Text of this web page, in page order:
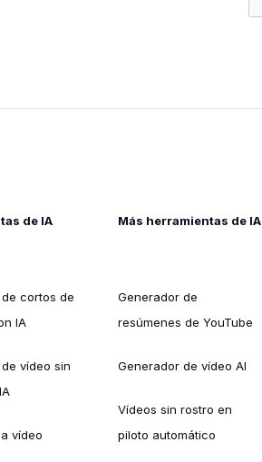
de IA
cortos de
IA
vídeo sin
vídeo
Más herramientas de IA
Generador de
resúmenes de YouTube
Generador de vídeo AI
Vídeos sin rostro en
piloto automático